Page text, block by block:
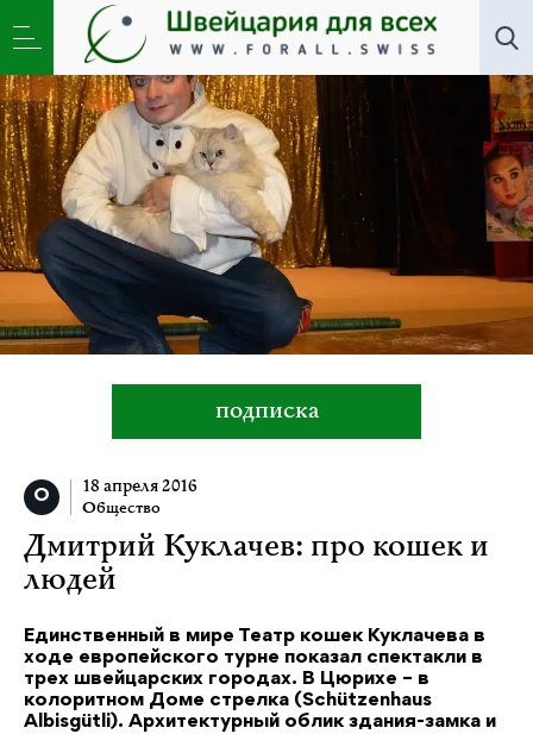
Общество» Дмитрий Куклачев: про кошек и людей
подписка
18 апреля 2016
Общество
Дмитрий Куклачев: про кошек и
людей
Единственный в мире Театр кошек Куклачева в
ходе европейского турне показал спектакли в
трех швейцарских городах. В Цюрихе – в
колоритном Доме стрелка (Schützenhaus
Albisgütli). Архитектурный облик здания-замка и